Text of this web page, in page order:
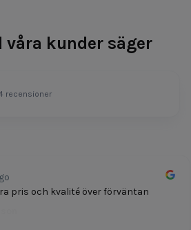
våra kunder säger
recensioner
pris och kvalité över förväntan